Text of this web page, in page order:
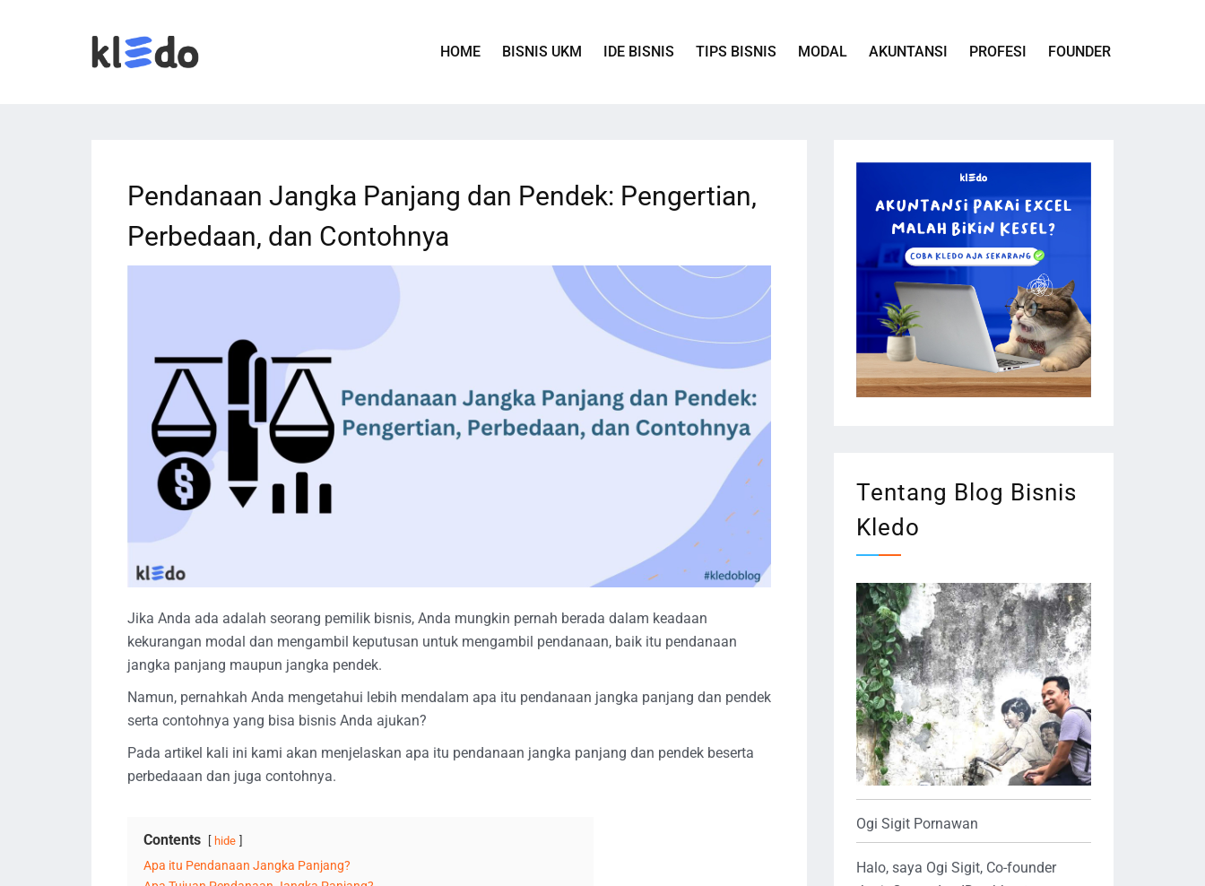
HOME BISNIS UKM IDE BISNIS TIPS BISNIS MODAL AKUNTANSI PROFESI FOUNDER
Pendanaan Jangka Panjang dan Pendek: Pengertian,
Perbedaan, dan Contohnya
Jika Anda ada adalah seorang pemilik bisnis, Anda mungkin pernah berada dalam keadaan
kekurangan modal dan mengambil keputusan untuk mengambil pendanaan, baik itu pendanaan
jangka panjang maupun jangka pendek.
Namun, pernahkah Anda mengetahui lebih mendalam apa itu pendanaan jangka panjang dan pendek
serta contohnya yang bisa bisnis Anda ajukan?
Pada artikel kali ini kami akan menjelaskan apa itu pendanaan jangka panjang dan pendek beserta
perbedaaan dan juga contohnya.
Contents hide
Apa itu Pendanaan Jangka Panjang?
Tentang Blog Bisnis
Kledo
Ogi Sigit Pornawan
Halo, saya Ogi Sigit, Co-founder